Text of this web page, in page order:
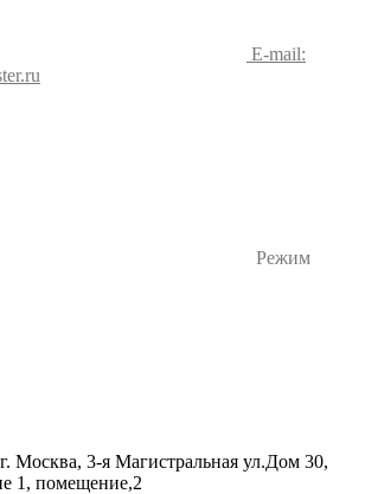
E-mail:
Режим
Москва, 3-я Магистральная ул.Дом 30,
1, помещение,2